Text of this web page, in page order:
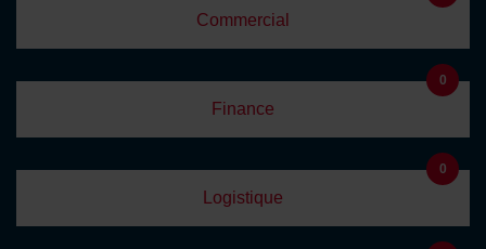
Commercial
Finance
0
Logistique
0